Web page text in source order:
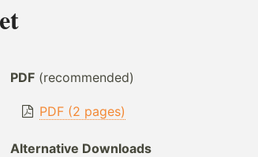
PDF(recommended)
PDF (2 pages)
Alternative Downloads